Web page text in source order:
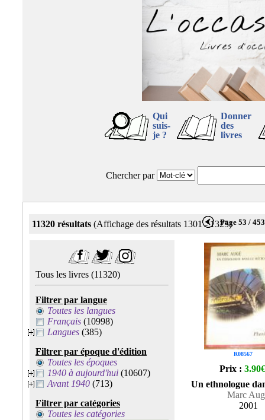
Qui
suis-
je ?
Donner
des
livres
Chercher par
11320 résultats (Affichage des résultats 1301 - 1325)Page 53 / 453
Tous les livres (11320)
Filtrer par langue
Toutes les langues
Français (10998)
Langues (385)
Filtrer par époque d'édition
Toutes les époques
1940 à aujourd'hui (10607)
Avant 1940 (713)
Filtrer par catégories
Toutes les catégories
R08567
Prix : 3.90€
Un ethnologue
Marc
2001